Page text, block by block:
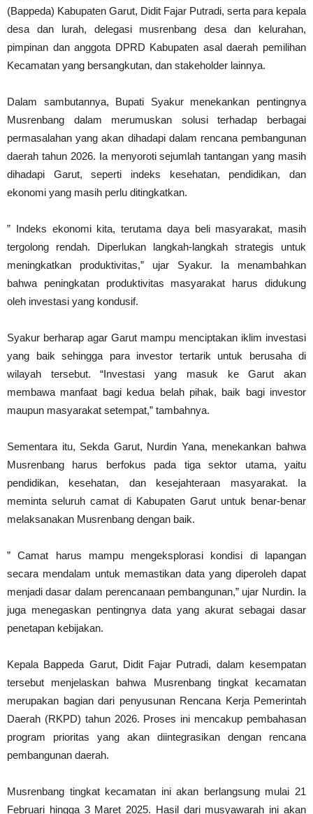
(Bappeda) Kabupaten Garut, Didit Fajar Putradi, serta para kepala
desa dan lurah, delegasi musrenbang desa dan kelurahan,
pimpinan dan anggota DPRD Kabupaten asal daerah pemilihan
Kecamatan yang bersangkutan, dan stakeholder lainnya.
Dalam sambutannya, Bupati Syakur menekankan pentingnya
Musrenbang dalam merumuskan solusi terhadap berbagai
permasalahan yang akan dihadapi dalam rencana pembangunan
daerah tahun 2026. Ia menyoroti sejumlah tantangan yang masih
dihadapi Garut, seperti indeks kesehatan, pendidikan, dan
ekonomi yang masih perlu ditingkatkan.
” Indeks ekonomi kita, terutama daya beli masyarakat, masih
tergolong rendah. Diperlukan langkah-langkah strategis untuk
meningkatkan produktivitas,” ujar Syakur. Ia menambahkan
bahwa peningkatan produktivitas masyarakat harus didukung
oleh investasi yang kondusif.
Syakur berharap agar Garut mampu menciptakan iklim investasi
yang baik sehingga para investor tertarik untuk berusaha di
wilayah tersebut. “Investasi yang masuk ke Garut akan
membawa manfaat bagi kedua belah pihak, baik bagi investor
maupun masyarakat setempat,” tambahnya.
Sementara itu, Sekda Garut, Nurdin Yana, menekankan bahwa
Musrenbang harus berfokus pada tiga sektor utama, yaitu
pendidikan, kesehatan, dan kesejahteraan masyarakat. Ia
meminta seluruh camat di Kabupaten Garut untuk benar-benar
melaksanakan Musrenbang dengan baik.
” Camat harus mampu mengeksplorasi kondisi di lapangan
secara mendalam untuk memastikan data yang diperoleh dapat
menjadi dasar dalam perencanaan pembangunan,” ujar Nurdin. Ia
juga menegaskan pentingnya data yang akurat sebagai dasar
penetapan kebijakan.
Kepala Bappeda Garut, Didit Fajar Putradi, dalam kesempatan
tersebut menjelaskan bahwa Musrenbang tingkat kecamatan
merupakan bagian dari penyusunan Rencana Kerja Pemerintah
Daerah (RKPD) tahun 2026. Proses ini mencakup pembahasan
program prioritas yang akan diintegrasikan dengan rencana
pembangunan daerah.
Musrenbang tingkat kecamatan ini akan berlangsung mulai 21
Februari hingga 3 Maret 2025. Hasil dari musyawarah ini akan